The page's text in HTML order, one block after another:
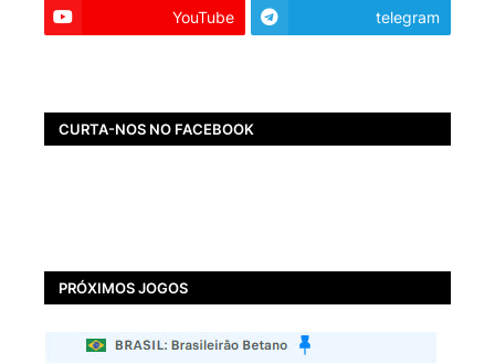
YouTube telegram
CURTA-NOS NO FACEBOOK
PRÓXIMOS JOGOS